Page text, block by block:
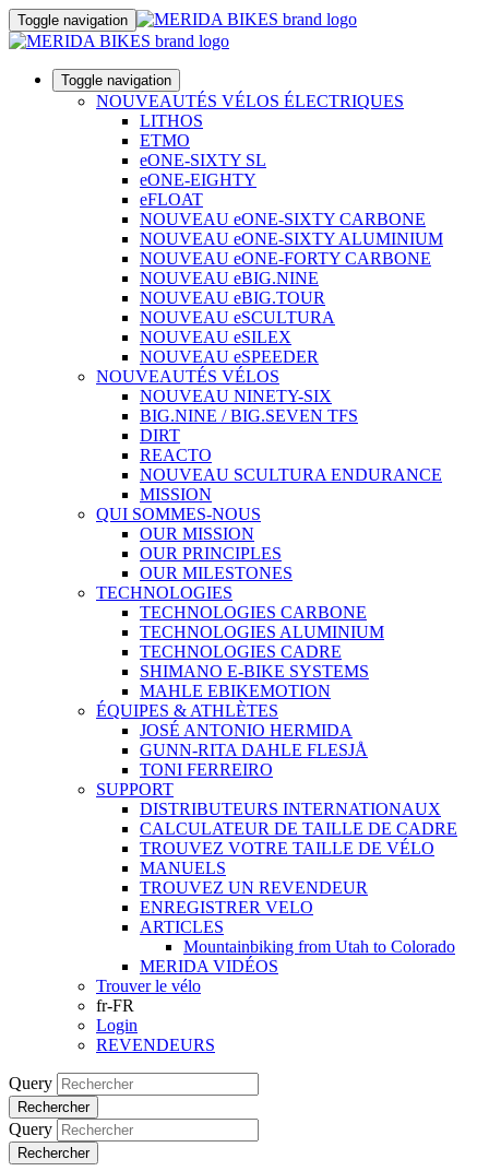
Toggle navigation
Toggle navigation
NOUVEAUTÉS VÉLOS ÉLECTRIQUES
LITHOS
ETMO
eONE-SIXTY SL
eONE-EIGHTY
eFLOAT
NOUVEAU eONE-SIXTY CARBONE
NOUVEAU eONE-SIXTY ALUMINIUM
NOUVEAU eONE-FORTY CARBONE
NOUVEAU eBIG.NINE
NOUVEAU eBIG.TOUR
NOUVEAU eSCULTURA
NOUVEAU eSILEX
NOUVEAU eSPEEDER
NOUVEAUTÉS VÉLOS
NOUVEAU NINETY-SIX
BIG.NINE / BIG.SEVEN TFS
DIRT
REACTO
NOUVEAU SCULTURA ENDURANCE
MISSION
QUI SOMMES-NOUS
OUR MISSION
OUR PRINCIPLES
OUR MILESTONES
TECHNOLOGIES
TECHNOLOGIES CARBONE
TECHNOLOGIES ALUMINIUM
TECHNOLOGIES CADRE
SHIMANO E-BIKE SYSTEMS
MAHLE EBIKEMOTION
ÉQUIPES & ATHLÈTES
JOSÉ ANTONIO HERMIDA
GUNN-RITA DAHLE FLESJÅ
TONI FERREIRO
SUPPORT
DISTRIBUTEURS INTERNATIONAUX
CALCULATEUR DE TAILLE DE CADRE
TROUVEZ VOTRE TAILLE DE VÉLO
MANUELS
TROUVEZ UN REVENDEUR
ENREGISTRER VELO
ARTICLES
Mountainbiking from Utah to Colorado
MERIDA VIDÉOS
Trouver le vélo
fr-FR
Login
REVENDEURS
Query
Rechercher
Query
Rechercher